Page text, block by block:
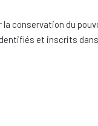
conservation du
et inscrits